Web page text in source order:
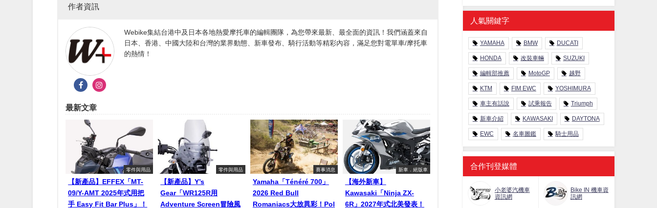
作者資訊
Webike集結台港中及日本各地熱愛摩托車的編輯團隊，為您帶來最新、最全面的資訊！我們涵蓋來自
日本、香港、中國大陸和台灣的業界動態、新車發布、騎行活動等精彩內容，滿足您對電單車/摩托車
的熱情！
最新文章
零件與用品
【新產品】EFFEX「MT-
09/Y-AMT 2025年式用把
手 Easy Fit Bar Plus」！
零件與用品
【新產品】Y’s
Gear「WR125R用
Adventure Screen冒險風
賽事消息
Yamaha「Ténéré 700」
2026 Red Bull
Romaniacs大放異彩！Pol
新車．絕版車
【海外新車】
Kawasaki「Ninja ZX-
6R」2027年式北美發表！
人氣關鍵字
YAMAHA BMW DUCATI
HONDA 改裝車輛 SUZUKI
編輯部推薦 MotoGP 越野
KTM FIM EWC YOSHIMURA
車主有話說 試乘報告 Triumph
新車介紹 KAWASAKI DAYTONA
EWC 名車圖鑑 騎士用品
合作刊登媒體
小老婆汽機車
資訊網
Bike IN 機車資
訊網